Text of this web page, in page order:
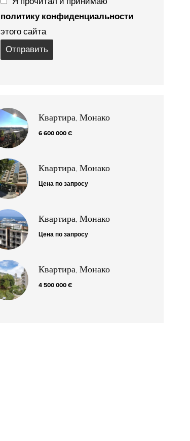
политику конфиденциальности
этого сайта
Отправить
Квартира, Монако
6 600 000 €
Квартира, Монако
Цена по запросу
Квартира, Монако
Цена по запросу
Квартира, Монако
4 500 000 €